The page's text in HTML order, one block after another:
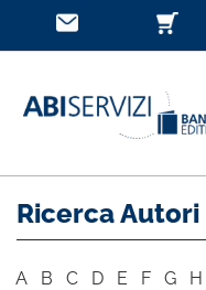
Ricerca Autori
A B C D E F G H